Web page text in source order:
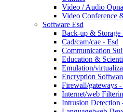
Video / Audio
Video Conference
Software Esd
Back-up & Storage
Cad/cam/cae - Esd
Communication
Education &
Emulation/
Encryption
Firewall/gateways -
Internet/web
Intrusion Detection